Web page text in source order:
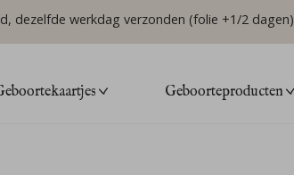
dezelfde werkdag verzonden (folie +1/2 dagen)
Geboorteproducten